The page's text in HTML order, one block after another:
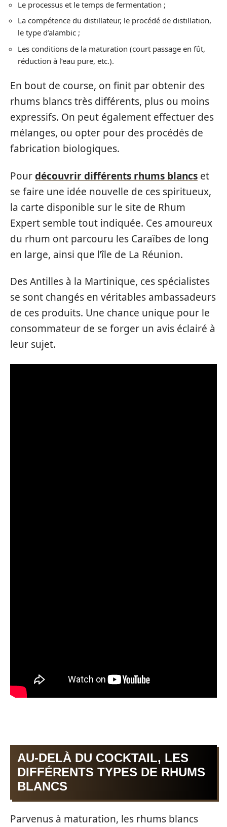
Le processus et le temps de fermentation ;
La compétence du distillateur, le procédé de distillation,
le type d’alambic ;
Les conditions de la maturation (court passage en fût,
réduction à l’eau pure, etc.).
En bout de course, on finit par obtenir des
rhums blancs très différents, plus ou moins
expressifs. On peut également effectuer des
mélanges, ou opter pour des procédés de
fabrication biologiques.
Pourdécouvrir différents rhums blancs et
se faire une idée nouvelle de ces spiritueux,
la carte disponible sur le site de Rhum
Expert semble tout indiquée. Ces amoureux
du rhum ont parcouru les Caraïbes de long
en large, ainsi que l’île de La Réunion.
Des Antilles à la Martinique, ces spécialistes
se sont changés en véritables ambassadeurs
de ces produits. Une chance unique pour le
consommateur de se forger un avis éclairé à
leur sujet.
AU-DELÀ DU COCKTAIL, LES
DIFFÉRENTS TYPES DE RHUMS
BLANCS
Parvenus à maturation, les rhums blancs